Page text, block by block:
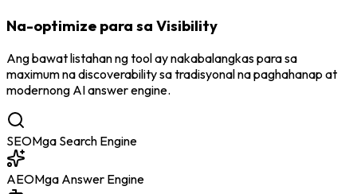
Na-optimize para sa Visibility
Ang bawat listahan ng tool ay nakabalangkas para sa
maximum na discoverability sa tradisyonal na paghahanap at
modernong AI answer engine.
SEOMga Search Engine
AEOMga Answer Engine